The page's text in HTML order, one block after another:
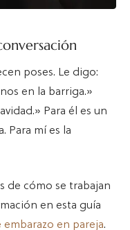
poses. Le digo:
en la barriga.»
Para él es un
Para mí es la
de cómo se trabajan
en esta guía
en pareja.